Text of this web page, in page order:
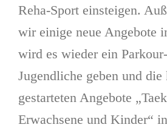
Reha-Sport einsteigen.
wir einige neue Angebote
wird es wieder ein
Jugendliche geben und
gestarteten Angebote
Erwachsene und Kinder“